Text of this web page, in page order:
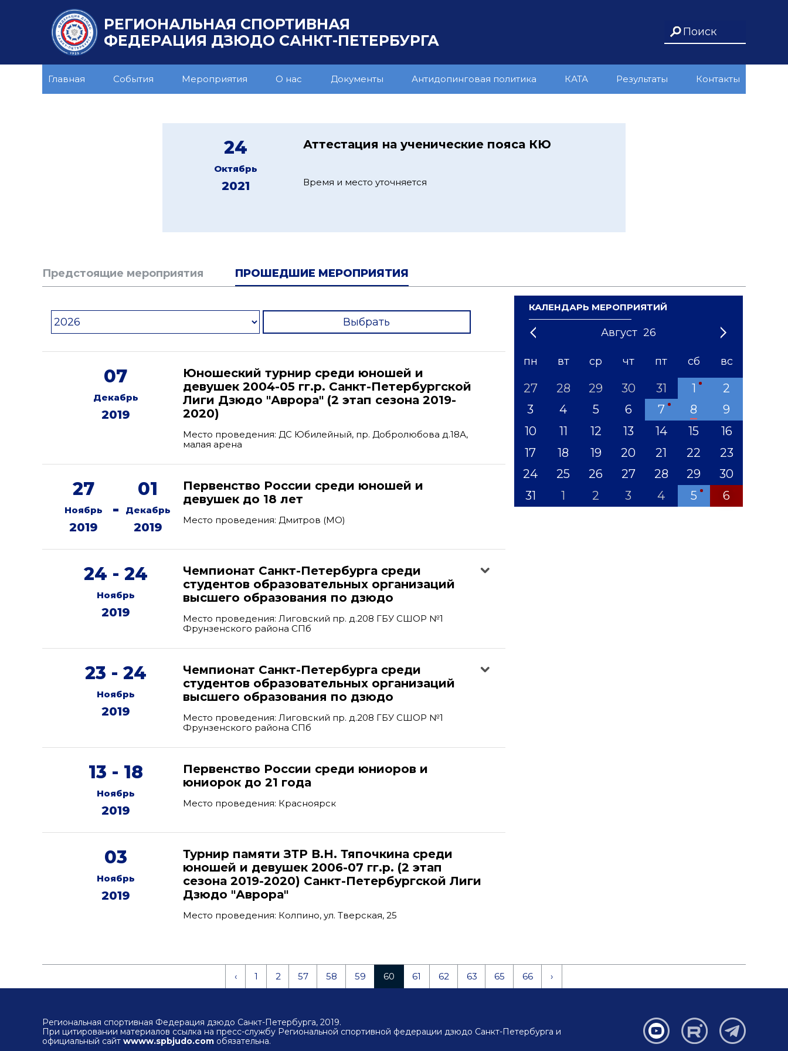
РЕГИОНАЛЬНАЯ СПОРТИВНАЯ
ФЕДЕРАЦИЯ ДЗЮДО САНКТ-ПЕТЕРБУРГА
Главная События Мероприятия О нас Документы Антидопинговая политика КАТА Результаты Контакты
24
Октябрь
2021
Аттестация на ученические пояса КЮ
Время и место уточняется
Предстоящие мероприятия ПРОШЕДШИЕ МЕРОПРИЯТИЯ
Выбрать
07
Декабрь
2019
Юношеский турнир среди юношей и
девушек 2004-05 гг.р. Санкт-Петербургской
Лиги Дзюдо "Аврора" (2 этап сезона 2019-
2020)
Место проведения: ДС Юбилейный, пр. Добролюбова д.18А,
малая арена
27
Ноябрь
2019
-
01
Декабрь
2019
Первенство России среди юношей и
девушек до 18 лет
Место проведения: Дмитров (МО)
24 - 24
Ноябрь
2019
Чемпионат Санкт-Петербурга среди
студентов образовательных организаций
высшего образования по дзюдо
Место проведения: Лиговский пр. д.208 ГБУ СШОР №1
Фрунзенского района СПб
23 - 24
Ноябрь
2019
Чемпионат Санкт-Петербурга среди
студентов образовательных организаций
высшего образования по дзюдо
Место проведения: Лиговский пр. д.208 ГБУ СШОР №1
Фрунзенского района СПб
13 - 18
Ноябрь
2019
Первенство России среди юниоров и
юниорок до 21 года
Место проведения: Красноярск
03
Ноябрь
2019
Турнир памяти ЗТР В.Н. Тяпочкина среди
юношей и девушек 2006-07 гг.р. (2 этап
сезона 2019-2020) Санкт-Петербургской Лиги
Дзюдо "Аврора"
Место проведения: Колпино, ул. Тверская, 25
КАЛЕНДАРЬ МЕРОПРИЯТИЙ
Август 26
1 3 5 8 10 12
'21 '23 '24 '25 '26 '27 '28 '29 '31
пн вт ср чт пт сб вс
27 28 29 30 31 1
2
3
4 5 6 7 8
9
10
11 12 13 14 15
16
17
18 19 20 21 22
23
24
25 26 27 28 29
30
31
1 2 3 4 5 6
‹ 1 2 57 58 59 60 61 62 63 65 66 ›
Региональная спортивная Федерация дзюдо Санкт-Петербурга, 2019.
При цитировании материалов ссылка на пресс-службу Региональной спортивной федерации дзюдо Санкт-Петербурга и
официальный сайт wwww.spbjudo.com обязательна.